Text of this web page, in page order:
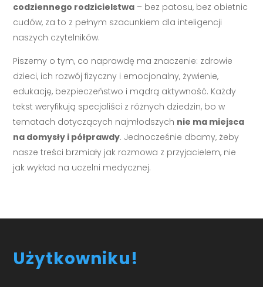
codziennego rodzicielstwa – bez patosu, bez obietnic
cudów, za to z pełnym szacunkiem dla inteligencji
naszych czytelników.
Piszemy o tym, co naprawdę ma znaczenie: zdrowie
dzieci, ich rozwój fizyczny i emocjonalny, żywienie,
edukację, bezpieczeństwo i mądrą aktywność. Każdy
tekst weryfikują specjaliści z różnych dziedzin, bo w
tematach dotyczących najmłodszych nie ma miejsca
na domysły i półprawdy. Jednocześnie dbamy, żeby
nasze treści brzmiały jak rozmowa z przyjacielem, nie
jak wykład na uczelni medycznej.
Użytkowniku!